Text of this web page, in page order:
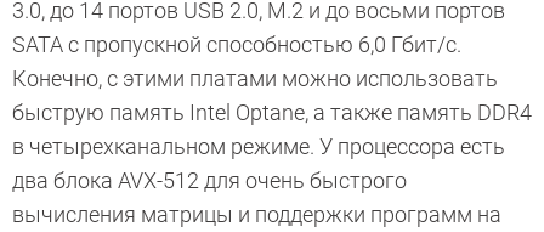
3.0, до 14 портов USB 2.0, M.2 и до восьми портов
SATA с пропускной способностью 6,0 Гбит/с.
Конечно, с этими платами можно использовать
быструю память Intel Optane, а также память DDR4
в четырехканальном режиме. У процессора есть
два блока AVX-512 для очень быстрого
вычисления матрицы и поддержки программ на